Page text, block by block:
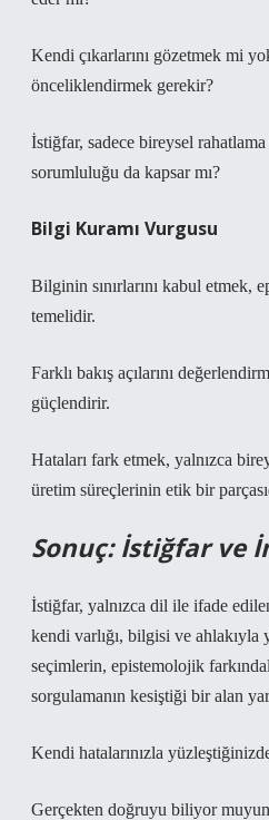
Kendi çıkarlarını gözetmek mi
önceliklendirmek gerekir?
İstiğfar, sadece bireysel
sorumluluğu da kapsar mı?
Bilgi Kuramı Vurgusu
Bilginin sınırlarını kabul etmek,
temelidir.
Farklı bakış açılarını
güçlendirir.
Hataları fark etmek, yalnızca
üretim süreçlerinin etik bir
Sonuç: İstiğfar ve
İstiğfar, yalnızca dil ile ifade
kendi varlığı, bilgisi ve
seçimlerin, epistemolojik
sorgulamanın kesiştiği bir alan
Kendi hatalarınızla
Gerçekten doğruyu biliyor